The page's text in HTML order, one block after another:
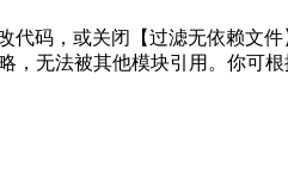
码，或关闭【过滤无依赖文
无法被其他模块引用。你可